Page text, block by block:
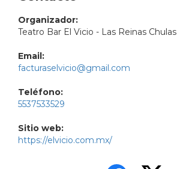
Organizador:
Teatro Bar El Vicio - Las Reinas Chulas
Email:
facturaselvicio@gmail.com
Teléfono:
5537533529
Sitio web:
https://elvicio.com.mx/